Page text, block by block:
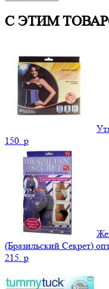
С ЭТИМ
150. p
(Бразильский Секрет)
215. p